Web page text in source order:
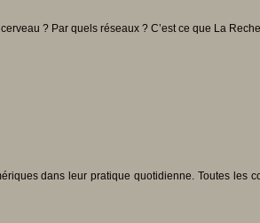
? Par quels réseaux ? C’est ce que La
dans leur pratique quotidienne. Toutes les